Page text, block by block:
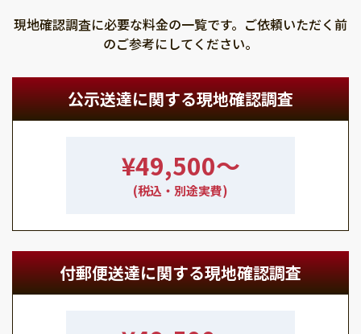
現地確認調査に必要な料金の一覧です。ご依頼いただく前
のご参考にしてください。
公示送達に関する現地確認調査
¥49,500〜
(税込・別途実費)
付郵便送達に関する現地確認調査